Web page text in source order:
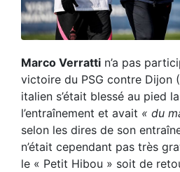
Marco Verratti n’a pas
victoire du PSG contre Dijon
italien s’était blessé au pied
l’entraînement et avait « du
selon les dires de son
n’était cependant pas très
le « Petit Hibou » soit de